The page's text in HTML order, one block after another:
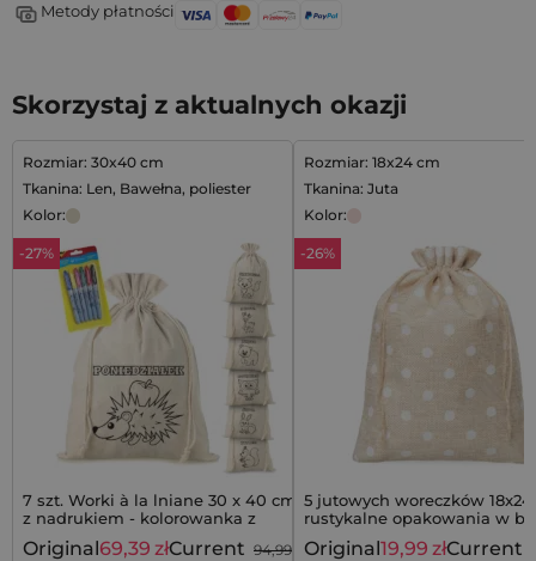
Metody płatności
Skorzystaj z aktualnych okazji
Rozmiar: 30x40 cm
Tkanina: Len, Bawełna, poliester
Kolor:
-27%
7 szt. Worki à la lniane 30 x 40 cm
z nadrukiem - kolorowanka z
mazakami
94,99 zł
Original69,39 złCurrent
Rozmiar: 18x24 cm
Tkanina: Juta
Kolor:
-26%
5 jutowych woreczków
rustykalne opakowania w
groszki
Original19,99 złCurrent